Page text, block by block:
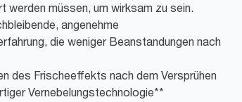
werden müssen, um wirksam zu sein.
angenehme
die weniger Beanstandungen nach
des Frischeeffekts nach dem Versprühen
Vernebelungstechnologie**